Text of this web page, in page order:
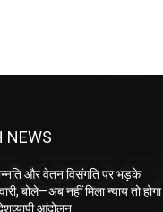
NEWS
और वेतन विसंगति पर भड़के
बोले—अब नहीं मिला न्याय तो होगा
आंदोलन…